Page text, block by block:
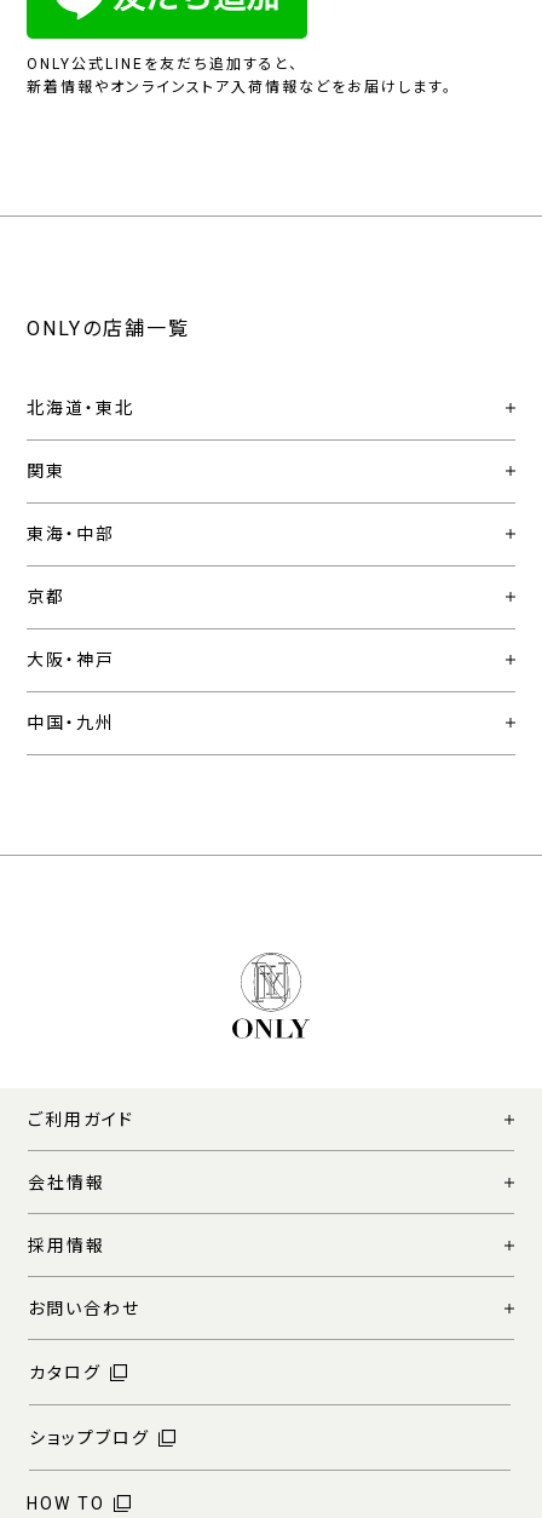
ONLY公式LINEを友だち追加すると、
新着情報やオンラインストア入荷情報などをお届けします。
ONLYの店舗一覧
北海道・東北
関東
東海・中部
京都
大阪・神戸
中国・九州
ご利用ガイド
会社情報
採用情報
お問い合わせ
カタログ
ショップブログ
HOW TO